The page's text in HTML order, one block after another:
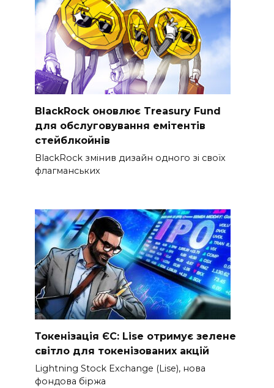
BlackRock оновлює Treasury Fund
для обслуговування емітентів
стейблкойнів
BlackRock змінив дизайн одного зі своїх
флагманських
Токенізація ЄС: Lise отримує зелене
світло для токенізованих акцій
Lightning Stock Exchange (Lise), нова
фондова біржа